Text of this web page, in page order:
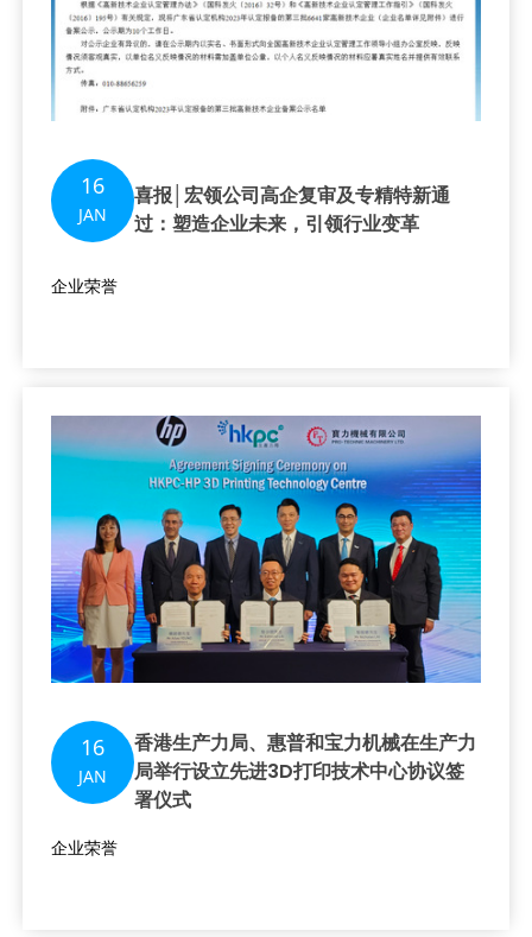
16
JAN
喜报│宏领公司高企复审及专精特新通
过：塑造企业未来，引领行业变革
企业荣誉
16
JAN
香港生产力局、惠普和宝力机械在生产力
局举行设立先进3D打印技术中心协议签
署仪式
企业荣誉